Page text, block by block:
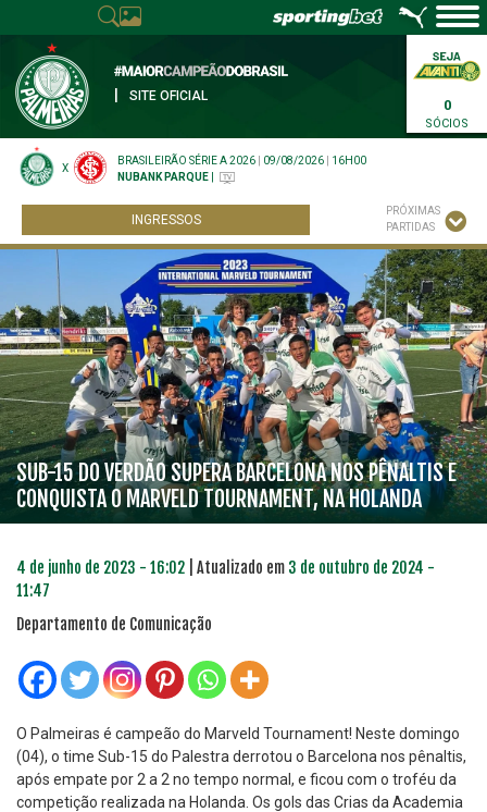
SITE OFICIAL
0
SÓCIOS
X
BRASILEIRÃO SÉRIE A 2026 09/08/2026
16H00
NUBANK PARQUE
INGRESSOS
PRÓXIMAS
PARTIDAS
SUB-15 DO VERDÃO SUPERA BARCELONA NOS PÊNALTIS E
CONQUISTA O MARVELD TOURNAMENT, NA HOLANDA
4 de junho de 2023 - 16:02 | Atualizado em 3 de outubro de 2024 -
11:47
Departamento de Comunicação
O Palmeiras é campeão do Marveld Tournament! Neste domingo
(04), o time Sub-15 do Palestra derrotou o Barcelona nos pênaltis,
após empate por 2 a 2 no tempo normal, e ficou com o troféu da
competição realizada na Holanda. Os gols das Crias da Academia